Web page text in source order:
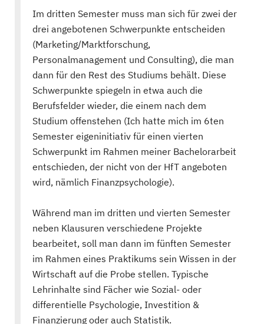
Im dritten Semester muss man sich für zwei der
drei angebotenen Schwerpunkte entscheiden
(Marketing/Marktforschung,
Personalmanagement und Consulting), die man
dann für den Rest des Studiums behält. Diese
Schwerpunkte spiegeln in etwa auch die
Berufsfelder wieder, die einem nach dem
Studium offenstehen (Ich hatte mich im 6ten
Semester eigeninitiativ für einen vierten
Schwerpunkt im Rahmen meiner Bachelorarbeit
entschieden, der nicht von der HfT angeboten
wird, nämlich Finanzpsychologie).
Während man im dritten und vierten Semester
neben Klausuren verschiedene Projekte
bearbeitet, soll man dann im fünften Semester
im Rahmen eines Praktikums sein Wissen in der
Wirtschaft auf die Probe stellen. Typische
Lehrinhalte sind Fächer wie Sozial- oder
differentielle Psychologie, Investition &
Finanzierung oder auch Statistik.